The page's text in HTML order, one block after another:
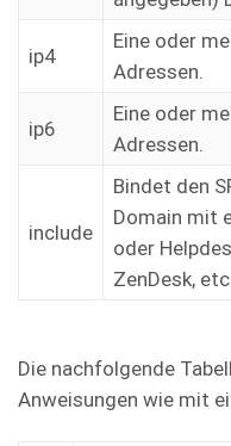
ip4
Eine oder
Adressen.
ip6
Eine oder
Adressen.
include
Bindet den
Domain mit
oder
ZenDesk,
Die nachfolgende
Anweisungen wie mit